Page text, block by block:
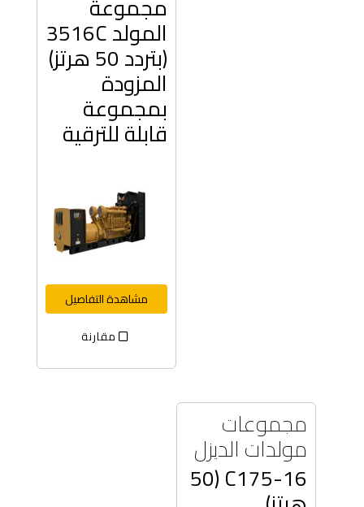
المولد 3516C
(بتردد 50 هرتز)
المزودة
بمجموعة
قابلة للترقية
مشاهدة التفاصيل
مقارنة
مجموعات
مولدات الديزل
C175-16 (50